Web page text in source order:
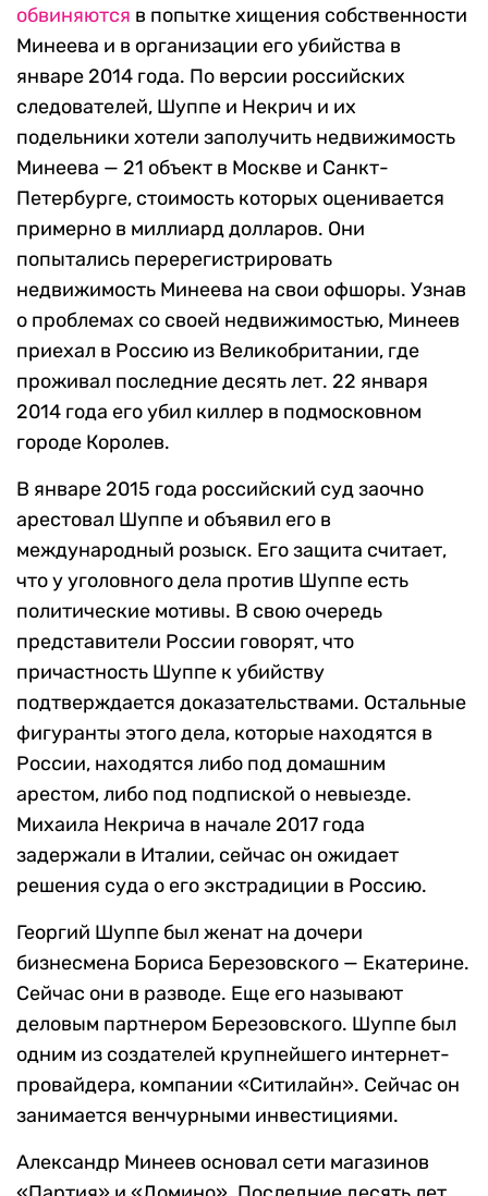
обвиняются в попытке хищения собственности
Минеева и в организации его убийства в
январе 2014 года. По версии российских
следователей, Шуппе и Некрич и их
подельники хотели заполучить недвижимость
Минеева — 21 объект в Москве и Санкт-
Петербурге, стоимость которых оценивается
примерно в миллиард долларов. Они
попытались перерегистрировать
недвижимость Минеева на свои офшоры. Узнав
о проблемах со своей недвижимостью, Минеев
приехал в Россию из Великобритании, где
проживал последние десять лет. 22 января
2014 года его убил киллер в подмосковном
городе Королев.
В январе 2015 года российский суд заочно
арестовал Шуппе и объявил его в
международный розыск. Его защита считает,
что у уголовного дела против Шуппе есть
политические мотивы. В свою очередь
представители России говорят, что
причастность Шуппе к убийству
подтверждается доказательствами. Остальные
фигуранты этого дела, которые находятся в
России, находятся либо под домашним
арестом, либо под подпиской о невыезде.
Михаила Некрича в начале 2017 года
задержали в Италии, сейчас он ожидает
решения суда о его экстрадиции в Россию.
Георгий Шуппе был женат на дочери
бизнесмена Бориса Березовского — Екатерине.
Сейчас они в разводе. Еще его называют
деловым партнером Березовского. Шуппе был
одним из создателей крупнейшего интернет-
провайдера, компании «Ситилайн». Сейчас он
занимается венчурными инвестициями.
Александр Минеев основал сети магазинов